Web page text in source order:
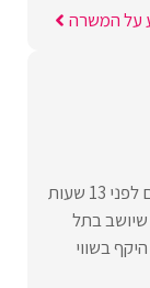
על המשרה
13 שעות
שיושב בתל
בשווי